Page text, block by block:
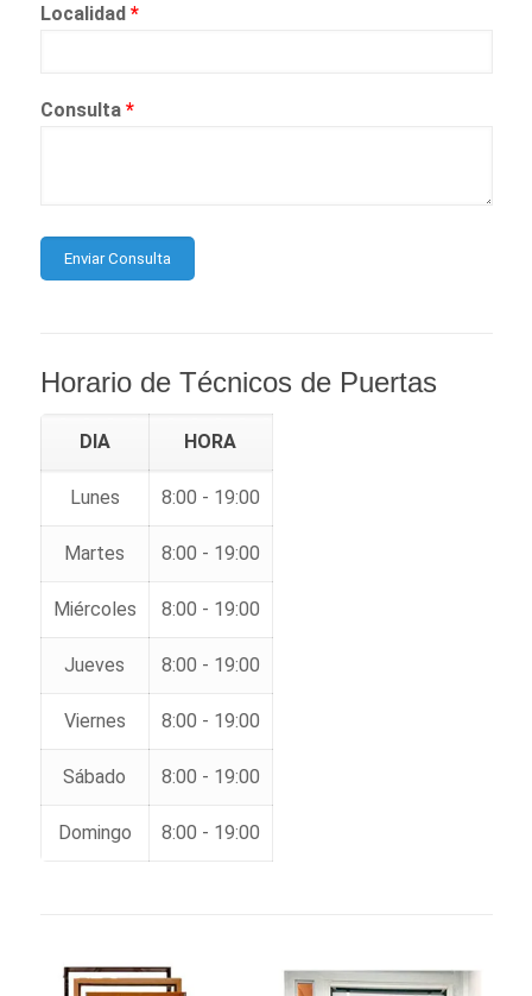
Localidad *
Consulta *
Horario de Técnicos de Puertas
DIA HORA
Lunes 8:00 - 19:00
Martes 8:00 - 19:00
Miércoles 8:00 - 19:00
Jueves 8:00 - 19:00
Viernes 8:00 - 19:00
Sábado 8:00 - 19:00
Domingo 8:00 - 19:00